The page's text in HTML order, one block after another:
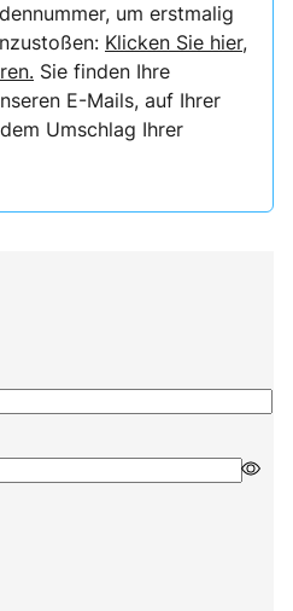
um erstmalig
Klicken Sie hier,
Sie finden Ihre
E-Mails, auf Ihrer
Umschlag Ihrer